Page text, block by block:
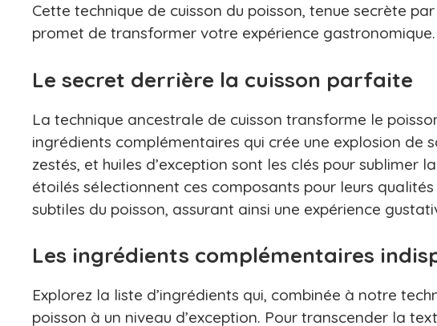
Cette technique de cuisson du poisson, tenue secrète
promet de transformer votre expérience gastronomique.
Le secret derrière la cuisson parfaite
La technique ancestrale de cuisson transforme le
ingrédients complémentaires qui crée une explosion de
zestés, et huiles d’exception sont les clés pour sublimer
étoilés sélectionnent ces composants pour leurs
subtiles du poisson, assurant ainsi une expérience
Les ingrédients complémentaires
Explorez la liste d’ingrédients qui, combinée à notre
poisson à un niveau d’exception. Pour transcender la